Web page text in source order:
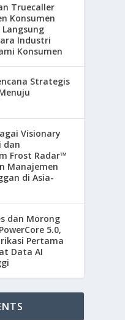
Truecaller
Konsumen
Langsung
Industri
Konsumen
Strategis
Visionary
dan
Frost Radar™
Manajemen
di Asia-
dan Morong
5.0,
Pertama
Data AI